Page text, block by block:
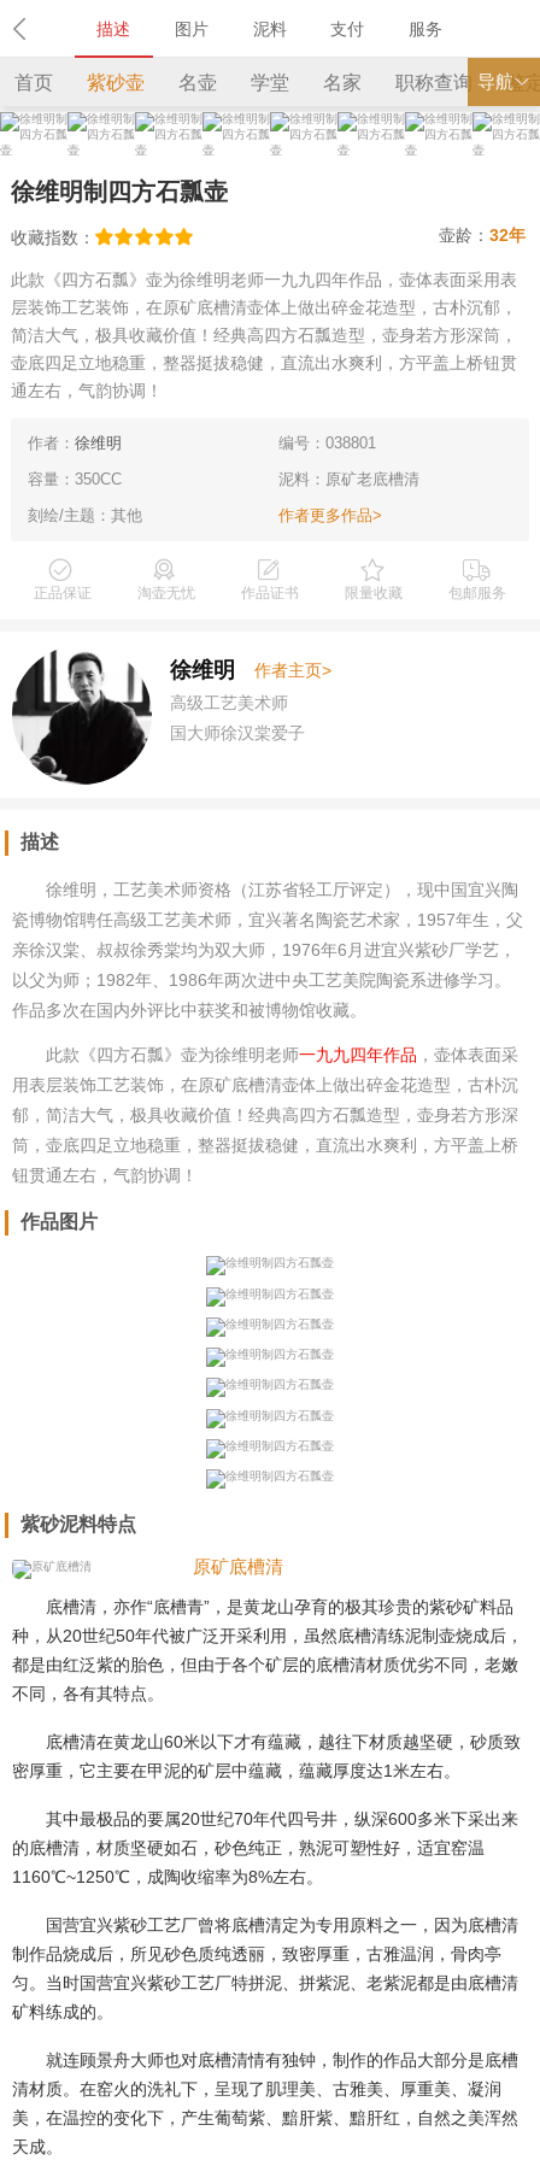
导航
首页 紫砂壶 名壶 学堂 名家 职称查询 鉴
徐维明制四方石瓢壶
收藏指数： 壶龄：32年
此款《四方石瓢》壶为徐维明老师一九九四年作品，壶体表面采用表
层装饰工艺装饰，在原矿底槽清壶体上做出碎金花造型，古朴沉郁，
简洁大气，极具收藏价值！经典高四方石瓢造型，壶身若方形深筒，
壶底四足立地稳重，整器挺拔稳健，直流出水爽利，方平盖上桥钮贯
通左右，气韵协调！
作者： 徐维明
编号：038801
容量：350CC
泥料：原矿老底槽清
刻绘/主题：其他
作者更多作品>
正品保证 淘壶无忧 作品证书 限量收藏 包邮服务
徐维明
作者主页>
高级工艺美术师
国大师徐汉棠爱子
描述 图片 泥料 支付 服务
描述
徐维明，工艺美术师资格（江苏省轻工厅评定），现中国宜兴陶
瓷博物馆聘任高级工艺美术师，宜兴著名陶瓷艺术家，1957年生，父
亲徐汉棠、叔叔徐秀棠均为双大师，1976年6月进宜兴紫砂厂学艺，
以父为师；1982年、1986年两次进中央工艺美院陶瓷系进修学习。
作品多次在国内外评比中获奖和被博物馆收藏。
此款《四方石瓢》壶为徐维明老师一九九四年作品 ，壶体表面采
用表层装饰工艺装饰，在原矿底槽清壶体上做出碎金花造型，古朴沉
郁，简洁大气，极具收藏价值！经典高四方石瓢造型，壶身若方形深
筒，壶底四足立地稳重，整器挺拔稳健，直流出水爽利，方平盖上桥
钮贯通左右，气韵协调！
作品图片
紫砂泥料特点
原矿底槽清
底槽清，亦作“底槽青”，是黄龙山孕育的极其珍贵的紫砂矿料品
种，从20世纪50年代被广泛开采利用，虽然底槽清练泥制壶烧成后，
都是由红泛紫的胎色，但由于各个矿层的底槽清材质优劣不同，老嫩
不同，各有其特点。
底槽清在黄龙山60米以下才有蕴藏，越往下材质越坚硬，砂质致
密厚重，它主要在甲泥的矿层中蕴藏，蕴藏厚度达1米左右。
其中最极品的要属20世纪70年代四号井，纵深600多米下采出来
的底槽清，材质坚硬如石，砂色纯正，熟泥可塑性好，适宜窑温
1160℃~1250℃，成陶收缩率为8%左右。
国营宜兴紫砂工艺厂曾将底槽清定为专用原料之一，因为底槽清
制作品烧成后，所见砂色质纯透丽，致密厚重，古雅温润，骨肉亭
匀。当时国营宜兴紫砂工艺厂特拼泥、拼紫泥、老紫泥都是由底槽清
矿料练成的。
就连顾景舟大师也对底槽清情有独钟，制作的作品大部分是底槽
清材质。在窑火的洗礼下，呈现了肌理美、古雅美、厚重美、凝润
美，在温控的变化下，产生葡萄紫、黯肝紫、黯肝红，自然之美浑然
天成。